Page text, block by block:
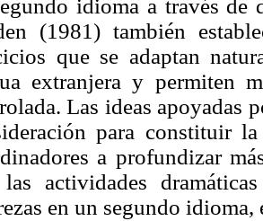
idioma a través de
(1981) también
que se adaptan
extranjera y permiten
Las ideas apoyadas
para constituir
a profundizar
actividades
en un segundo idioma,